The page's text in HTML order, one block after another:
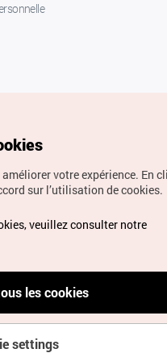
Tourisme en Corée.
de renseignements,
votre expérience. En
sur l’utilisation de cookies.
veuillez consulter notre
les cookies
settings